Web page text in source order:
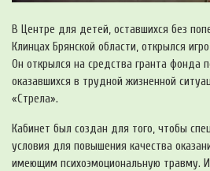
В Центре для детей, оставшихся без
Клинцах Брянской области, открылся
Он открылся на средства гранта фонда
оказавшихся в трудной жизненной
«Стрела».
Кабинет был создан для того, чтобы
условия для повышения качества
имеющим психоэмоциональную травму.